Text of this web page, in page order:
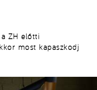
ZH előtti
most kapaszkodj